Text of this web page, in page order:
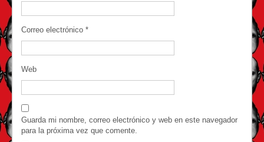
Correo electrónico *
Web
Guarda mi nombre, correo electrónico y web en este navegador
para la próxima vez que comente.